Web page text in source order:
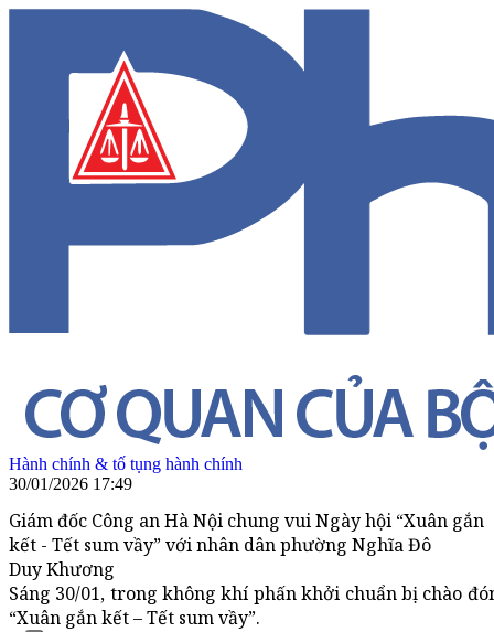
Hành chính & tố tụng hành chính
30/01/2026 17:49
Giám đốc Công an Hà Nội chung vui Ngày hội “Xuân gắn
kết - Tết sum vầy” với nhân dân phường Nghĩa Đô
Duy Khương
Sáng 30/01, trong không khí phấn khởi chuẩn bị chào
“Xuân gắn kết – Tết sum vầy”.